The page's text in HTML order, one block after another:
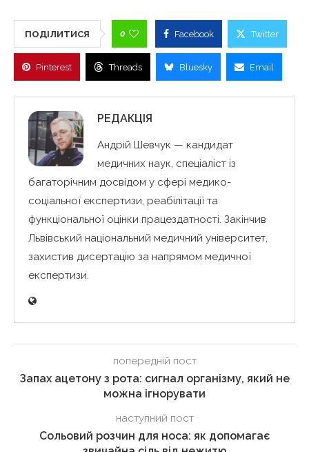
ПОДІЛИТИСЯ 0 Facebook Twitter
Pinterest Threads Bluesky Email
РЕДАКЦІЯ
Андрій Шевчук — кандидат
медичних наук, спеціаліст із
багаторічним досвідом у сфері медико-
соціальної експертизи, реабілітації та
функціональної оцінки працездатності. Закінчив
Львівський національний медичний університет,
захистив дисертацію за напрямом медичної
експертизи.
попередній пост
Запах ацетону з рота: сигнал організму, який не
можна ігнорувати
наступний пост
Сольовий розчин для носа: як допомагає